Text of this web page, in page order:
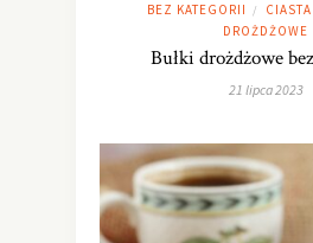
BEZ KATEGORII /
DROŻDŻOWE
Bułki drożdżowe
21 lipca 2023